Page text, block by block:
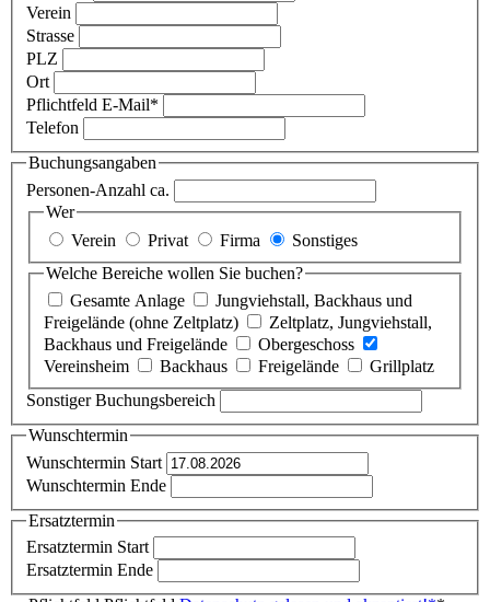
Verein
Strasse
PLZ
Ort
Pflichtfeld E-Mail*
Telefon
Buchungsangaben
Personen-Anzahl ca.
Wer
Verein
Privat Firma
Sonstiges
Welche Bereiche wollen Sie buchen?
Gesamte Anlage
Jungviehstall, Backhaus und
Freigelände (ohne Zeltplatz)
Zeltplatz, Jungviehstall,
Backhaus und Freigelände
Obergeschoss
Vereinsheim
Backhaus Freigelände
Grillplatz
Sonstiger Buchungsbereich
Wunschtermin
Wunschtermin Start
Wunschtermin Ende
Ersatztermin
Ersatztermin Start
Ersatztermin Ende